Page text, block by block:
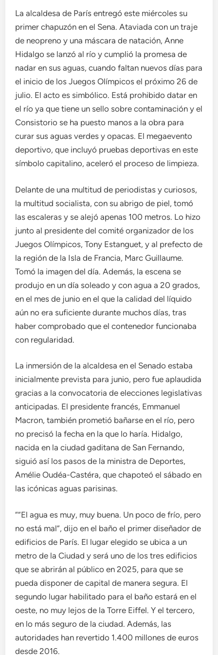
La alcaldesa de París entregó este miércoles su
primer chapuzón en el Sena. Ataviada con un traje
de neopreno y una máscara de natación, Anne
Hidalgo se lanzó al río y cumplió la promesa de
nadar en sus aguas, cuando faltan nuevos días para
el inicio de los Juegos Olímpicos el próximo 26 de
julio. El acto es simbólico. Está prohibido datar en
el río ya que tiene un sello sobre contaminación y el
Consistorio se ha puesto manos a la obra para
curar sus aguas verdes y opacas. El megaevento
deportivo, que incluyó pruebas deportivas en este
símbolo capitalino, aceleró el proceso de limpieza.
Delante de una multitud de periodistas y curiosos,
la multitud socialista, con su abrigo de piel, tomó
las escaleras y se alejó apenas 100 metros. Lo hizo
junto al presidente del comité organizador de los
Juegos Olímpicos, Tony Estanguet, y al prefecto de
la región de la Isla de Francia, Marc Guillaume.
Tomó la imagen del día. Además, la escena se
produjo en un día soleado y con agua a 20 grados,
en el mes de junio en el que la calidad del líquido
aún no era suficiente durante muchos días, tras
haber comprobado que el contenedor funcionaba
con regularidad.
La inmersión de la alcaldesa en el Senado estaba
inicialmente prevista para junio, pero fue aplaudida
gracias a la convocatoria de elecciones legislativas
anticipadas. El presidente francés, Emmanuel
Macron, también prometió bañarse en el río, pero
no precisó la fecha en la que lo haría. Hidalgo,
nacida en la ciudad gaditana de San Fernando,
siguió así los pasos de la ministra de Deportes,
Amélie Oudéa-Castéra, que chapoteó el sábado en
las icónicas aguas parisinas.
“”El agua es muy, muy buena. Un poco de frío, pero
no está mal”, dijo en el baño el primer diseñador de
edificios de París. El lugar elegido se ubica a un
metro de la Ciudad y será uno de los tres edificios
que se abrirán al público en 2025, para que se
pueda disponer de capital de manera segura. El
segundo lugar habilitado para el baño estará en el
oeste, no muy lejos de la Torre Eiffel. Y el tercero,
en lo más seguro de la ciudad. Además, las
autoridades han revertido 1.400 millones de euros
desde 2016.